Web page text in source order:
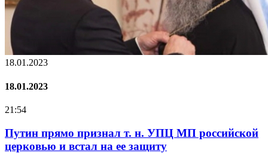
18.01.2023
18.01.2023
21:54
Путин прямо признал т. н. УПЦ МП российской
церковью и встал на ее защиту